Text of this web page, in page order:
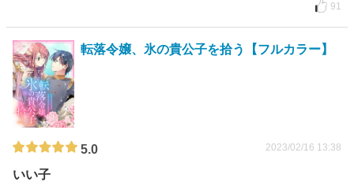
91
転落令嬢、氷の貴公子を拾う【フルカラー】
5.0 2023/02/16 13:38
いい子